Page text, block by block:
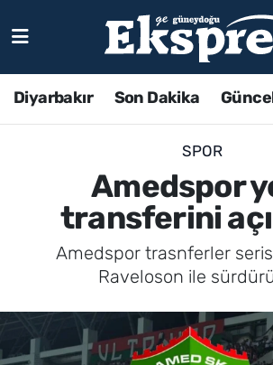
Diyarbakır Son Dakika
SPOR
Amedspor
transferini
Amedspor trasnferler
Raveloson ile